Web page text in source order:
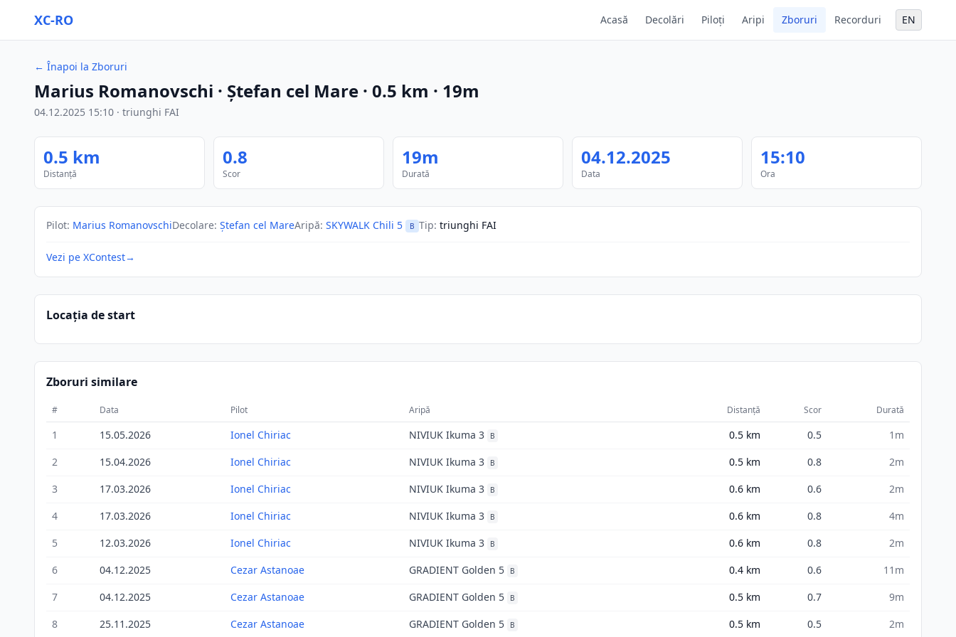
XC-RO Acasă Decolări Piloți Aripi Zboruri Recorduri EN
← Înapoi la Zboruri
Marius Romanovschi · Ștefan cel Mare · 0.5 km · 19m
04.12.2025 15:10 · triunghi FAI
0.5 km
Distanță
0.8
Scor
19m
Durată
04.12.2025
Data
15:10
Ora
Pilot: Marius RomanovschiDecolare: Ștefan cel MareAripă: SKYWALK Chili 5 B Tip: triunghi FAI
Vezi pe XContest→
Locația de start
Zboruri similare
# Data Pilot Aripă Distanță Scor Durată
1 15.05.2026 Ionel Chiriac NIVIUK Ikuma 3 B 0.5 km 0.5
1m
2
15.04.2026 Ionel Chiriac NIVIUK Ikuma 3 B 0.5 km 0.8
2m
3
17.03.2026 Ionel Chiriac NIVIUK Ikuma 3 B 0.6 km 0.6
2m
4
17.03.2026 Ionel Chiriac NIVIUK Ikuma 3 B 0.6 km 0.8
4m
5
12.03.2026 Ionel Chiriac NIVIUK Ikuma 3 B 0.6 km 0.8
2m
6
04.12.2025 Cezar Astanoae GRADIENT Golden 5 B 0.4 km 0.6
11m
7
04.12.2025 Cezar Astanoae GRADIENT Golden 5 B 0.5 km 0.7
9m
8
25.11.2025 Cezar Astanoae GRADIENT Golden 5 B 0.5 km 0.5 2m